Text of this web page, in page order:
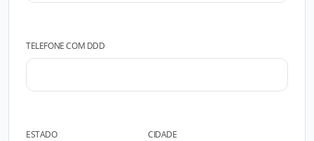
TELEFONE COM DDD
ESTADO CIDADE